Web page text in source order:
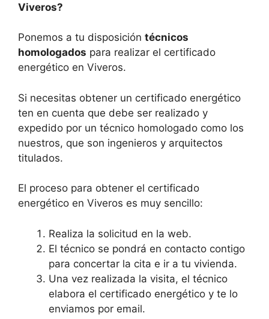
Viveros?
Ponemos a tu disposición técnicos
homologados para realizar el certificado
energético en Viveros.
Si necesitas obtener un certificado energético
ten en cuenta que debe ser realizado y
expedido por un técnico homologado como los
nuestros, que son ingenieros y arquitectos
titulados.
El proceso para obtener el certificado
energético en Viveros es muy sencillo:
Realiza la solicitud en la web.
El técnico se pondrá en contacto contigo
para concertar la cita e ir a tu vivienda.
Una vez realizada la visita, el técnico
elabora el certificado energético y te lo
enviamos por email.